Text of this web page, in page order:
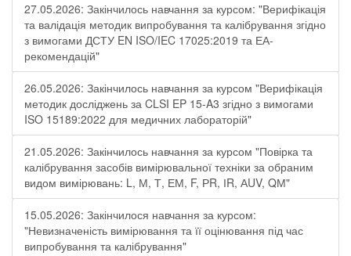
27.05.2026: Закінчилось навчання за курсом: "Верифікація
та валідація методик випробування та калібрування згідно
з вимогами ДСТУ EN ISO/IEC 17025:2019 та ЕА-
рекомендацій"
26.05.2026: Закінчилось навчання за курсом "Верифікація
методик досліджень за CLSI EP 15-A3 згідно з вимогами
ISO 15189:2022 для медичних лабораторій"
21.05.2026: Закінчилось навчання за курсом "Повірка та
калібрування засобів вимірювальної техніки за обраним
видом вимірювань: L, М, Т, ЕМ, F, РR, ІR, АUV, QМ"
15.05.2026: Закінчилося навчання за курсом:
"Невизначеність вимірювання та її оцінювання під час
випробування та калібрування"